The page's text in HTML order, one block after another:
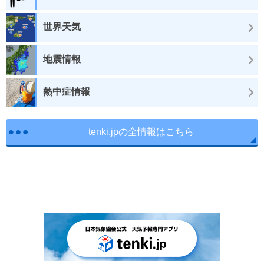
世界天気
地震情報
熱中症情報
tenki.jpの全情報はこちら